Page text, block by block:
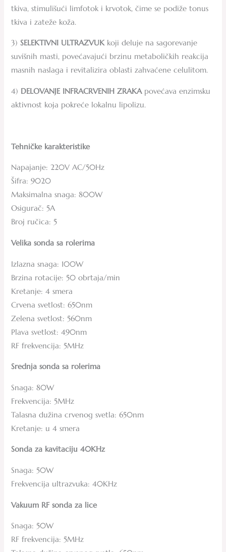
tkiva, stimulišući limfotok i krvotok, čime se podiže tonus
tkiva i zateže koža.
3) SELEKTIVNI ULTRAZVUKkoji deluje na sagorevanje
suvišnih masti, povećavajući brzinu metaboličkih reakcija
masnih naslaga i revitalizira oblasti zahvaćene celulitom.
4) DELOVANJE INFRACRVENIH ZRAKApovećava enzimsku
aktivnost koja pokreće lokalnu lipolizu.
Tehničke karakteristike
Napajanje: 220V AC/50Hz
Šifra: 9020
Maksimalna snaga: 800W
Osigurač: 5A
Broj ručica: 5
Velika sonda sa rolerima
Izlazna snaga: 100W
Brzina rotacije: 50 obrtaja/min
Kretanje: 4 smera
Crvena svetlost: 650nm
Zelena svetlost: 560nm
Plava svetlost: 490nm
RF frekvencija: 5MHz
Srednja sonda sa rolerima
Snaga: 80W
Frekvencija: 5MHz
Talasna dužina crvenog svetla: 650nm
Kretanje: u 4 smera
Sonda za kavitaciju 40KHz
Snaga: 50W
Frekvencija ultrazvuka: 40KHz
Vakuum RF sonda za lice
Snaga: 50W
RF frekvencija: 5MHz